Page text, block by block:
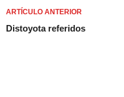
ARTÍCULO ANTERIOR
Distoyota referidos